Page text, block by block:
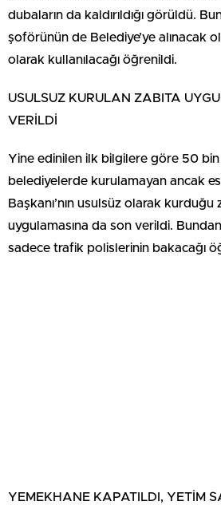
dubaların da kaldırıldığı görüldü.
şoförünün de Belediye’ye alınacak
olarak kullanılacağı öğrenildi.
USULSUZ KURULAN ZABITA
VERİLDİ
Yine edinilen ilk bilgilere göre 50 bin
belediyelerde kurulamayan ancak
Başkanı’nın usulsüz olarak kurduğu
uygulamasına da son verildi.
sadece trafik polislerinin bakacağı
YEMEKHANE KAPATILDI, YETİM